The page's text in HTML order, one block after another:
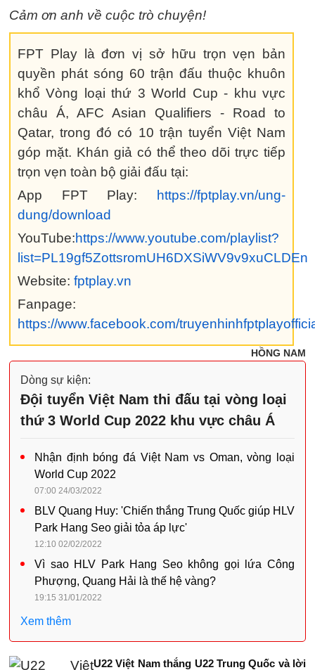
Cảm ơn anh về cuộc trò chuyện!
FPT Play là đơn vị sở hữu trọn vẹn bản
quyền phát sóng 60 trận đấu thuộc khuôn
khổ Vòng loại thứ 3 World Cup - khu vực
châu Á, AFC Asian Qualifiers - Road to
Qatar, trong đó có 10 trận tuyển Việt Nam
góp mặt. Khán giả có thể theo dõi trực tiếp
trọn vẹn toàn bộ giải đấu tại:
App FPT Play:
https://fptplay.vn/ung-
dung/download
YouTube:https://www.youtube.com/playlist?
list=PL19gf5ZottsromUH6DXSiWV9v9xuCLDEn
Website: fptplay.vn
Fanpage:
https://www.facebook.com/
HỒNG NAM
Dòng sự kiện:
Đội tuyển Việt Nam thi đấu tại vòng loại
thứ 3 World Cup 2022 khu vực châu Á
Nhận định bóng đá Việt Nam vs Oman, vòng loại
World Cup 2022
07:00 24/03/2022
BLV Quang Huy: 'Chiến thắng Trung Quốc giúp HLV
Park Hang Seo giải tỏa áp lực'
12:10 02/02/2022
Vì sao HLV Park Hang Seo không gọi lứa Công
Phượng, Quang Hải là thế hệ vàng?
19:15 31/01/2022
Xem thêm
U22 Việt Nam thắng U22 Trung Quốc và lời